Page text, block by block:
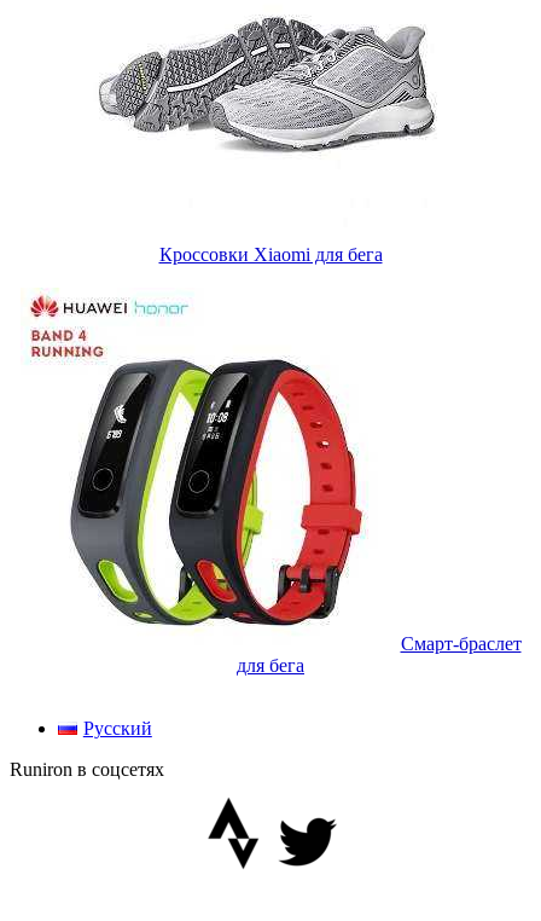
Кроссовки Xiaomi для бега
Смарт-браслет
для бега
Русский
Runiron в соцсетях